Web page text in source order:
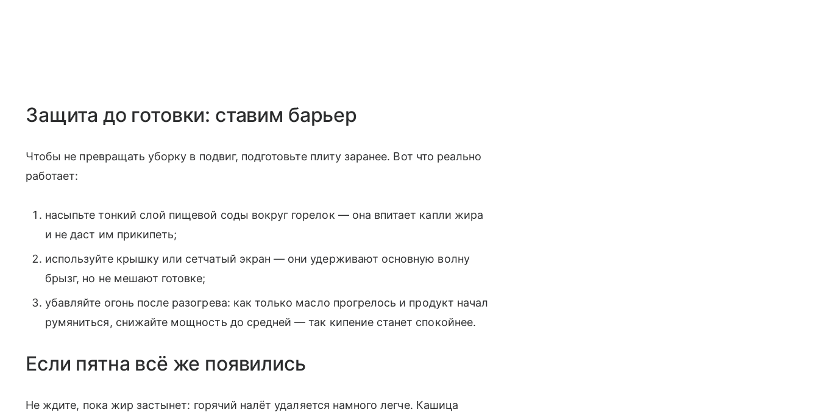
Защита до готовки: ставим барьер
Чтобы не превращать уборку в подвиг, подготовьте плиту заранее. Вот что реально
работает:
насыпьте тонкий слой пищевой соды вокруг горелок — она впитает капли жира
и не даст им прикипеть;
используйте крышку или сетчатый экран — они удерживают основную волну
брызг, но не мешают готовке;
убавляйте огонь после разогрева: как только масло прогрелось и продукт начал
румяниться, снижайте мощность до средней — так кипение станет спокойнее.
Если пятна всё же появились
Не ждите, пока жир застынет: горячий налёт удаляется намного легче. Кашица